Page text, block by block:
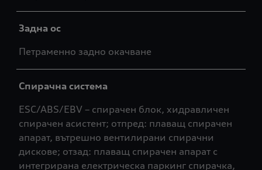
Задна ос
Петраменно задно окачване
Спирачна система
ESC/ABS/EBV – спирачен блок, хидравличен
спирачен асистент; отпред: плаващ спирачен
апарат, вътрешно вентилирани спирачни
дискове; отзад: плаващ спирачен апарат с
интегрирана електрическа паркинг спирачка,